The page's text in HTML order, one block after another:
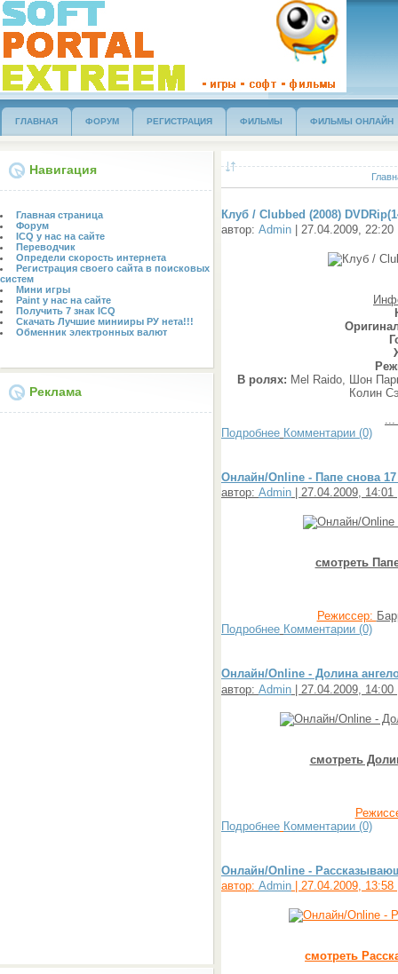
ГЛАВНАЯ ФОРУМ РЕГИСТРАЦИЯ ФИЛЬМЫ ФИЛЬМЫ ОНЛАЙН
Навигация
Главная страница
Форум
ICQ у нас на сайте
Переводчик
Определи скорость интернета
Регистрация своего сайта в поисковых
систем
Мини игры
Paint у нас на сайте
Получить 7 знак ICQ
Скачать Лучшие минииры РУ нета!!!
Обменник электронных валют
Реклама
Клуб / Clubbed (2008)
автор: Admin | 27.04.2009,
В ролях: Mel Raido, Шон
Колин
...
Подробнее Комментарии (0)
Онлайн/Online - Папе снова 17
автор: Admin | 27.04.2009,
смотреть
Режиссер:
Подробнее Комментарии (0)
Онлайн/Online - Долина
автор: Admin | 27.04.2009,
смотреть
Подробнее Комментарии (0)
Онлайн/Online -
автор: Admin | 27.04.2009,
смотреть